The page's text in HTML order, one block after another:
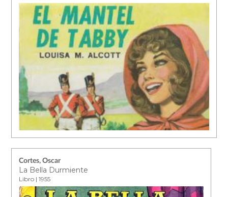
Cortes, Oscar
La Bella Durmiente
Libro | 1955